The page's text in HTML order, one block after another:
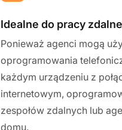
Idealne do pracy
Ponieważ agenci mogą
oprogramowania
każdym urządzeniu z
internetowym,
zespołów zdalnych lub
domu.